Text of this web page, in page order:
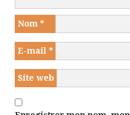
Nom *
E-mail *
Site web